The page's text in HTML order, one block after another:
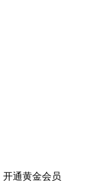
开通黄金会员